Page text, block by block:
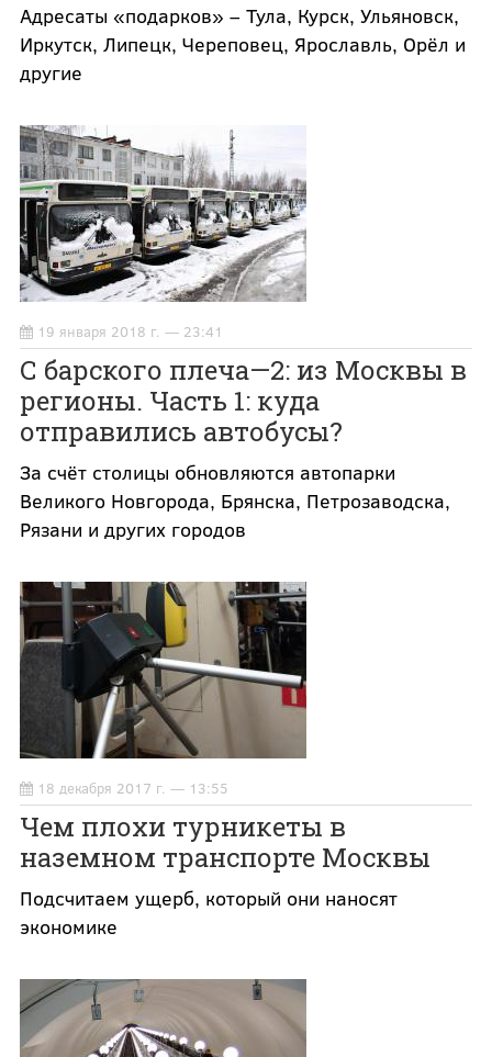
Адресаты «подарков» – Тула, Курск, Ульяновск,
Иркутск, Липецк, Череповец, Ярославль, Орёл и
другие
19 января 2018 г. — 23:41
С барского плеча—2: из Москвы в
регионы. Часть 1: куда
отправились автобусы?
За счёт столицы обновляются автопарки
Великого Новгорода, Брянска, Петрозаводска,
Рязани и других городов
18 декабря 2017 г. — 13:55
Чем плохи турникеты в
наземном транспорте Москвы
Подсчитаем ущерб, который они наносят
экономике